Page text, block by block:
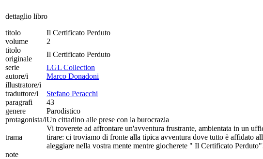
dettaglio libro
titolo
Il Certificato Perduto
volume
2
titolo
originale
Il Certificato Perduto
serie
LGL Collection
autore/i
Marco Donadoni
illustratore/i
traduttore/i
Stefano Peracchi
paragrafi
43
genere
Parodistico
protagonista/iUn cittadino alle prese con la burocrazia
trama
Vi troverete ad affrontare un'avventura frustrante, ambientata in un
tirare: ci troviamo di fronte alla tipica avventura dove tutto è affidato
aleggiare nella vostra mente mentre giocherete " Il Certificato
note